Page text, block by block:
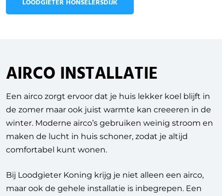
LOODGIETER HONSELERSDIJK
AIRCO INSTALLATIE
Een airco zorgt ervoor dat je huis lekker koel blijft in
de zomer maar ook juist warmte kan creeeren in de
winter. Moderne airco’s gebruiken weinig stroom en
maken de lucht in huis schoner, zodat je altijd
comfortabel kunt wonen.
Bij Loodgieter Koning krijg je niet alleen een airco,
maar ook de gehele installatie is inbegrepen. Een